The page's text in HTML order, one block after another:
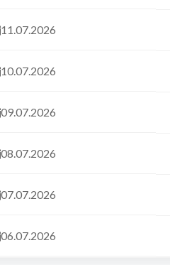
11.07.2026
10.07.2026
09.07.2026
08.07.2026
07.07.2026
06.07.2026